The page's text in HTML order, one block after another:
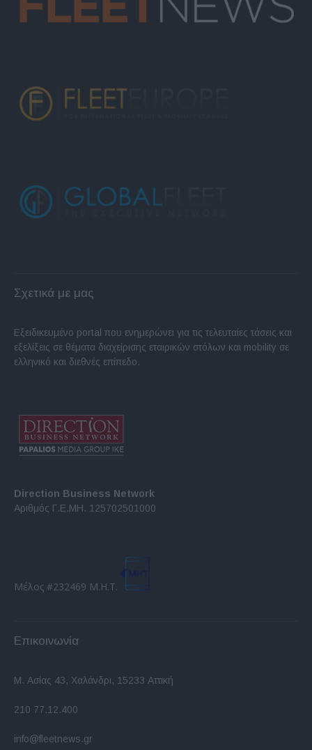
Σχετικά με μας
Εξειδικευμένο portal που ενημερώνει για τις τελευταίες τάσεις και
εξελίξεις σε θέματα διαχείρισης εταιρικών στόλων και mobility σε
ελληνικό και διεθνές επίπεδο.
Direction Business Network
Αριθμός Γ.Ε.ΜΗ. 125702501000
Μέλος #232469 Μ.Η.Τ.
Επικοινωνία
Μ. Ασίας 43, Χαλάνδρι, 15233 Αττική
210 77.12.400
info@fleetnews.gr